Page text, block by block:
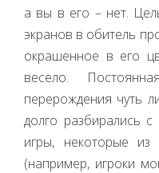
а вы в его – нет.
экранов в обитель
окрашенное в его
весело.
перерождения чуть
долго разбирались
игры, некоторые
(например, игроки